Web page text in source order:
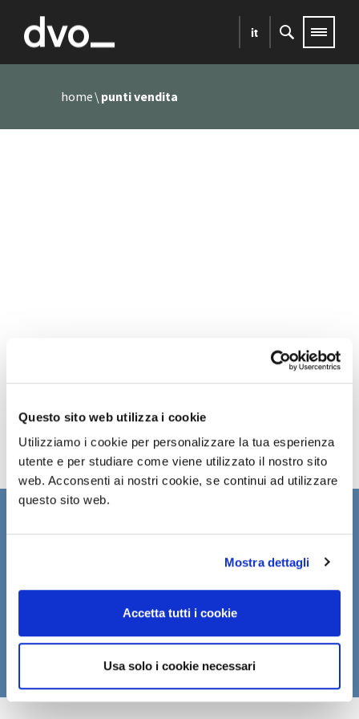
Questo sito web utilizza i cookie
Utilizziamo i cookie per personalizzare la tua esperienza
utente e per studiare come viene utilizzato il nostro sito
web. Acconsenti ai nostri cookie, se continui ad utilizzare
questo sito web.
Mostra dettagli
Accetta tutti i cookie
Usa solo i cookie necessari
it
home punti vendita
ISCRIVITI ALLA
DVO
Iscriviti